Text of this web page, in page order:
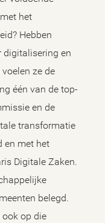
het
Hebben
digitalisering en
ze de
één van de top-
en de
transformatie
en met het
Digitale Zaken.
belegd.
op die